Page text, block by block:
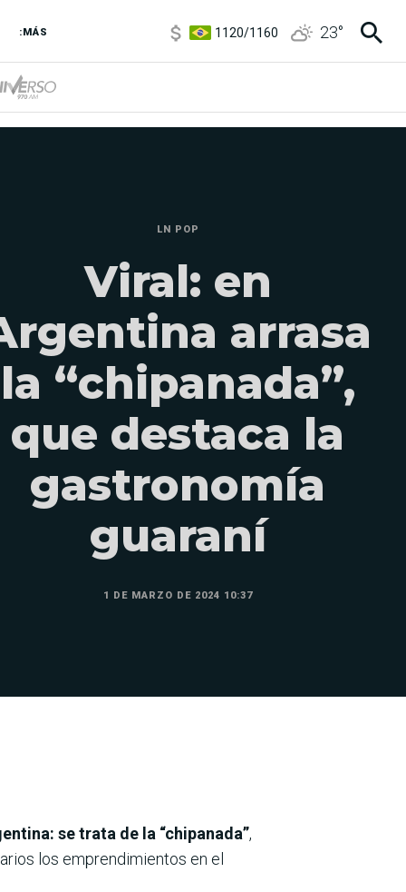
:MÁS
3,6/3,9
6850/7200
23°
LN POP
Viral: en
arrasa
la “chipanada”,
que destaca la
gastronomía
guaraní
1 DE MARZO DE 2024 10:37
se trata de la “chipanada”,
los emprendimientos en el